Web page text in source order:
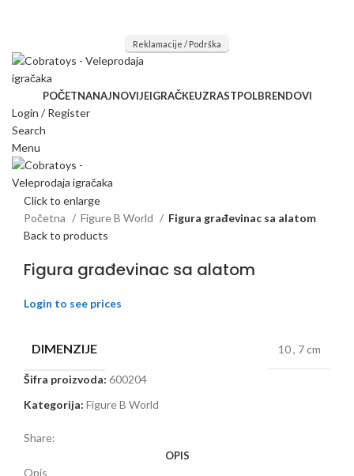
Reklamacije / Podrška
POČETNANAJNOVIJEIGRAČKEUZRASTPOLBRENDOVI
Login / Register
Search
Menu
Click to enlarge
Početna
Figure B World
Figura građevinac sa alatom
Back to products
Figura građevinac sa alatom
Login to see prices
DIMENZIJE 10, 7 cm
Šifra proizvoda: 600204
Kategorija: Figure B World
Share:
OPIS
Opis